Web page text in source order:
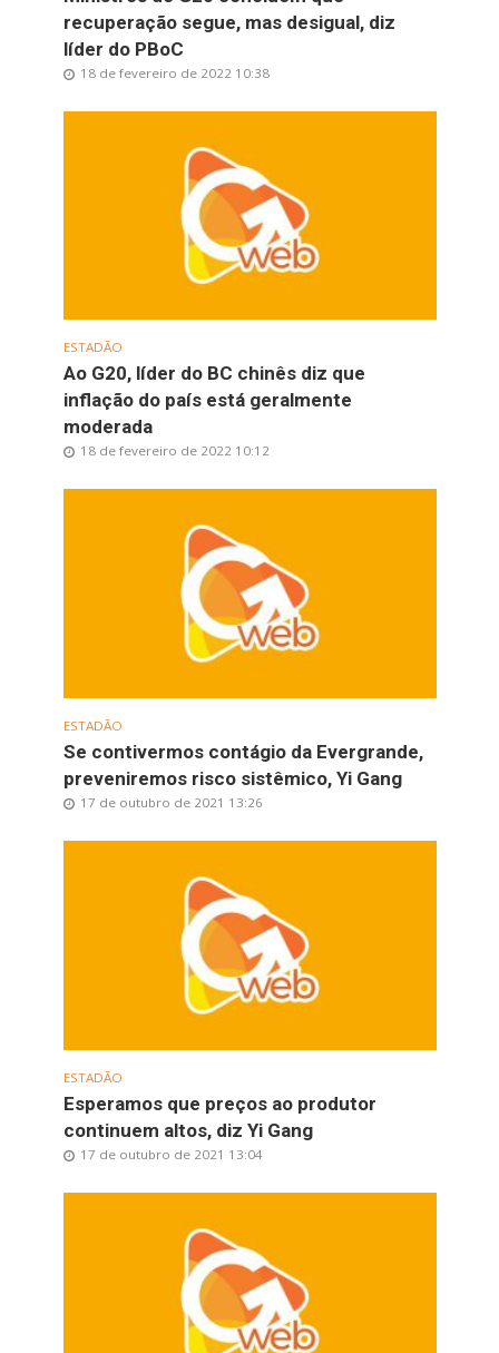
recuperação segue, mas desigual, diz
líder do PBoC
18 de fevereiro de 2022 10:38
ESTADÃO
Ao G20, líder do BC chinês diz que
inflação do país está geralmente
moderada
18 de fevereiro de 2022 10:12
ESTADÃO
Se contivermos contágio da Evergrande,
preveniremos risco sistêmico, Yi Gang
17 de outubro de 2021 13:26
ESTADÃO
Esperamos que preços ao produtor
continuem altos, diz Yi Gang
17 de outubro de 2021 13:04